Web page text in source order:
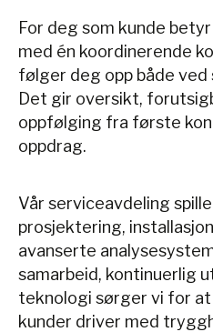
For deg som kunde
med én koordinerende
følger deg opp både ved
Det gir oversikt,
oppfølging fra første
oppdrag.
Vår serviceavdeling
prosjektering,
avanserte
samarbeid, kontinuerlig
teknologi sørger vi for
kunder driver med